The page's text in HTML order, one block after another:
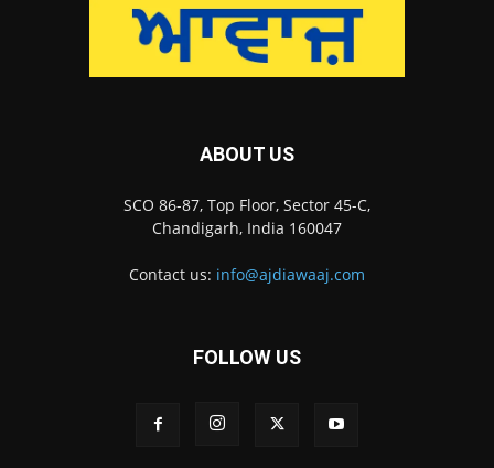
ABOUT US
SCO 86-87, Top Floor, Sector 45-C,
Chandigarh, India 160047
Contact us: info@ajdiawaaj.com
FOLLOW US